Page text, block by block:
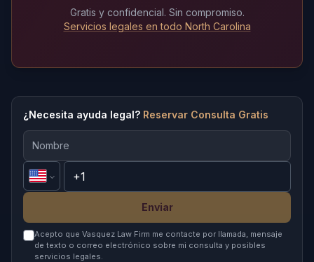
Gratis y confidencial. Sin compromiso.
Servicios legales en todo North Carolina
¿Necesita ayuda legal? Reservar Consulta Gratis
Enviar
Acepto que Vasquez Law Firm me contacte por llamada, mensaje
de texto o correo electrónico sobre mi consulta y posibles
servicios legales.